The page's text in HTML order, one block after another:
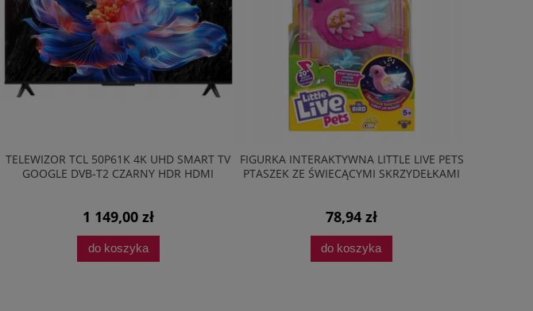
TELEWIZOR TCL 50P61K 4K UHD SMART TV
GOOGLE DVB-T2 CZARNY HDR HDMI
1 149,00 zł
do koszyka
FIGURKA INTERAKTYWNA LITTLE LIVE PETS
PTASZEK ZE ŚWIECĄCYMI SKRZYDEŁKAMI
78,94 zł
do koszyka